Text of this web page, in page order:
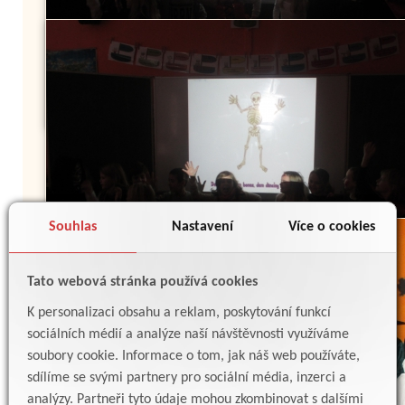
Souhlas Nastavení Více o cookies
Tato webová stránka používá cookies
K personalizaci obsahu a reklam, poskytování funkcí
sociálních médií a analýze naší návštěvnosti využíváme
soubory cookie. Informace o tom, jak náš web používáte,
sdílíme se svými partnery pro sociální média, inzerci a
analýzy. Partneři tyto údaje mohou zkombinovat s dalšími